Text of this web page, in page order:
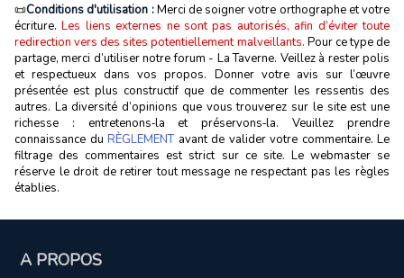
📜Conditions d'utilisation :Merci de soigner votre orthographe et votre
écriture.Les liens externes ne sont pas autorisés, afin d’éviter toute
redirection vers des sites potentiellement malveillants. Pour ce type de
partage, merci d’utiliser notre forum - La Taverne. Veillez à rester polis
et respectueux dans vos propos. Donner votre avis sur l’œuvre
présentée est plus constructif que de commenter les ressentis des
autres. La diversité d’opinions que vous trouverez sur le site est une
richesse : entretenons‑la et préservons‑la. Veuillez prendre
connaissance du RÈGLEMENTavant de valider votre commentaire. Le
filtrage des commentaires est strict sur ce site. Le webmaster se
réserve le droit de retirer tout message ne respectant pas les règles
établies.
A PROPOS